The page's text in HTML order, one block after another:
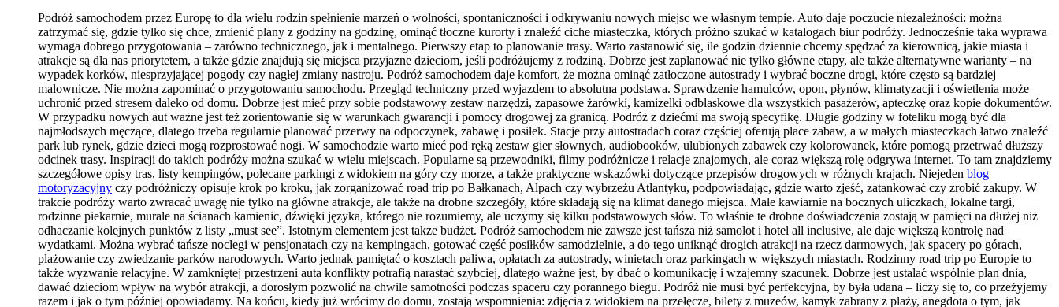
Podróż samochodem przez Europę to dla wielu rodzin spełnienie marzeń o wolności, spontaniczności i odkrywaniu nowych miejsc we własnym tempie. Auto daje poczucie niezależności: można
zatrzymać się, gdzie tylko się chce, zmienić plany z godziny na godzinę, ominąć tłoczne kurorty i znaleźć ciche miasteczka, których próżno szukać w katalogach biur podróży. Jednocześnie taka wyprawa
wymaga dobrego przygotowania – zarówno technicznego, jak i mentalnego. Pierwszy etap to planowanie trasy. Warto zastanowić się, ile godzin dziennie chcemy spędzać za kierownicą, jakie miasta i
atrakcje są dla nas priorytetem, a także gdzie znajdują się miejsca przyjazne dzieciom, jeśli podróżujemy z rodziną. Dobrze jest zaplanować nie tylko główne etapy, ale także alternatywne warianty – na
wypadek korków, niesprzyjającej pogody czy nagłej zmiany nastroju. Podróż samochodem daje komfort, że można ominąć zatłoczone autostrady i wybrać boczne drogi, które często są bardziej
malownicze. Nie można zapominać o przygotowaniu samochodu. Przegląd techniczny przed wyjazdem to absolutna podstawa. Sprawdzenie hamulców, opon, płynów, klimatyzacji i oświetlenia może
uchronić przed stresem daleko od domu. Dobrze jest mieć przy sobie podstawowy zestaw narzędzi, zapasowe żarówki, kamizelki odblaskowe dla wszystkich pasażerów, apteczkę oraz kopie dokumentów.
W przypadku nowych aut ważne jest też zorientowanie się w warunkach gwarancji i pomocy drogowej za granicą. Podróż z dziećmi ma swoją specyfikę. Długie godziny w foteliku mogą być dla
najmłodszych męczące, dlatego trzeba regularnie planować przerwy na odpoczynek, zabawę i posiłek. Stacje przy autostradach coraz częściej oferują place zabaw, a w małych miasteczkach łatwo znaleźć
park lub rynek, gdzie dzieci mogą rozprostować nogi. W samochodzie warto mieć pod ręką zestaw gier słownych, audiobooków, ulubionych zabawek czy kolorowanek, które pomogą przetrwać dłuższy
odcinek trasy. Inspiracji do takich podróży można szukać w wielu miejscach. Popularne są przewodniki, filmy podróżnicze i relacje znajomych, ale coraz większą rolę odgrywa internet. To tam znajdziemy
szczegółowe opisy tras, listy kempingów, polecane parkingi z widokiem na góry czy morze, a także praktyczne wskazówki dotyczące przepisów drogowych w różnych krajach. Niejeden blog
motoryzacyjny czy podróżniczy opisuje krok po kroku, jak zorganizować road trip po Bałkanach, Alpach czy wybrzeżu Atlantyku, podpowiadając, gdzie warto zjeść, zatankować czy zrobić zakupy. W
trakcie podróży warto zwracać uwagę nie tylko na główne atrakcje, ale także na drobne szczegóły, które składają się na klimat danego miejsca. Małe kawiarnie na bocznych uliczkach, lokalne targi,
rodzinne piekarnie, murale na ścianach kamienic, dźwięki języka, którego nie rozumiemy, ale uczymy się kilku podstawowych słów. To właśnie te drobne doświadczenia zostają w pamięci na dłużej niż
odhaczanie kolejnych punktów z listy „must see”. Istotnym elementem jest także budżet. Podróż samochodem nie zawsze jest tańsza niż samolot i hotel all inclusive, ale daje większą kontrolę nad
wydatkami. Można wybrać tańsze noclegi w pensjonatach czy na kempingach, gotować część posiłków samodzielnie, a do tego uniknąć drogich atrakcji na rzecz darmowych, jak spacery po górach,
plażowanie czy zwiedzanie parków narodowych. Warto jednak pamiętać o kosztach paliwa, opłatach za autostrady, winietach oraz parkingach w większych miastach. Rodzinny road trip po Europie to
także wyzwanie relacyjne. W zamkniętej przestrzeni auta konflikty potrafią narastać szybciej, dlatego ważne jest, by dbać o komunikację i wzajemny szacunek. Dobrze jest ustalać wspólnie plan dnia,
dawać dzieciom wpływ na wybór atrakcji, a dorosłym pozwolić na chwile samotności podczas spaceru czy porannego biegu. Podróż nie musi być perfekcyjna, by była udana – liczy się to, co przeżyjemy
razem i jak o tym później opowiadamy. Na końcu, kiedy już wrócimy do domu, zostają wspomnienia: zdjęcia z widokiem na przełęcze, bilety z muzeów, kamyk zabrany z plaży, anegdota o tym, jak